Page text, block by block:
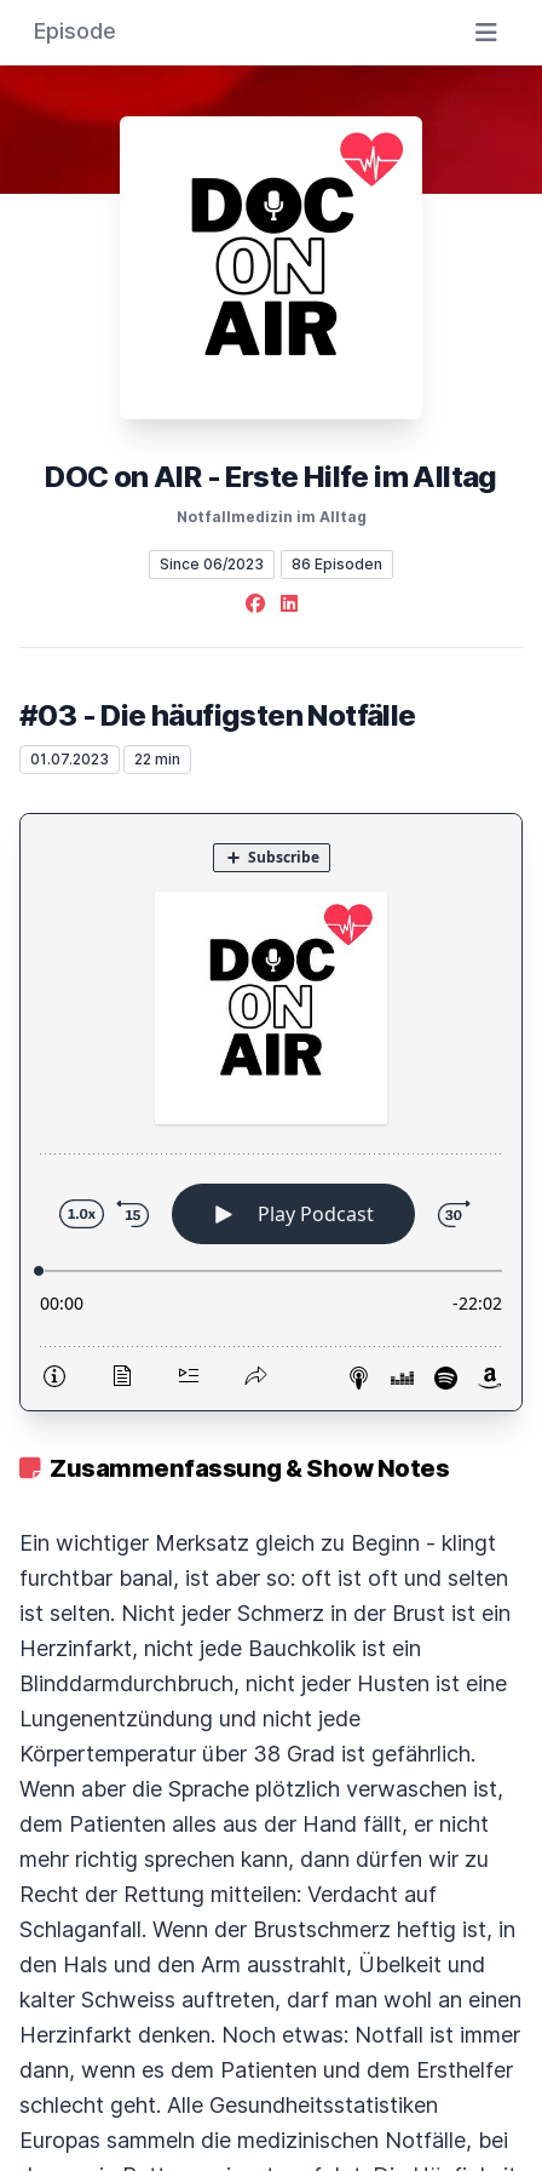
Episode
DOC on AIR - Erste Hilfe im Alltag
Notfallmedizin im Alltag
Since 06/2023 86 Episoden
Facebook
LinkedIn
#03 - Die häufigsten Notfälle
01.07.2023 22 min
Zusammenfassung & Show Notes
Ein wichtiger Merksatz gleich zu Beginn - klingt
furchtbar banal, ist aber so: oft ist oft und selten
ist selten. Nicht jeder Schmerz in der Brust ist ein
Herzinfarkt, nicht jede Bauchkolik ist ein
Blinddarmdurchbruch, nicht jeder Husten ist eine
Lungenentzündung und nicht jede
Körpertemperatur über 38 Grad ist gefährlich.
Wenn aber die Sprache plötzlich verwaschen ist,
dem Patienten alles aus der Hand fällt, er nicht
mehr richtig sprechen kann, dann dürfen wir zu
Recht der Rettung mitteilen: Verdacht auf
Schlaganfall. Wenn der Brustschmerz heftig ist, in
den Hals und den Arm ausstrahlt, Übelkeit und
kalter Schweiss auftreten, darf man wohl an einen
Herzinfarkt denken. Noch etwas: Notfall ist immer
dann, wenn es dem Patienten und dem Ersthelfer
schlecht geht. Alle Gesundheitsstatistiken
Europas sammeln die medizinischen Notfälle, bei